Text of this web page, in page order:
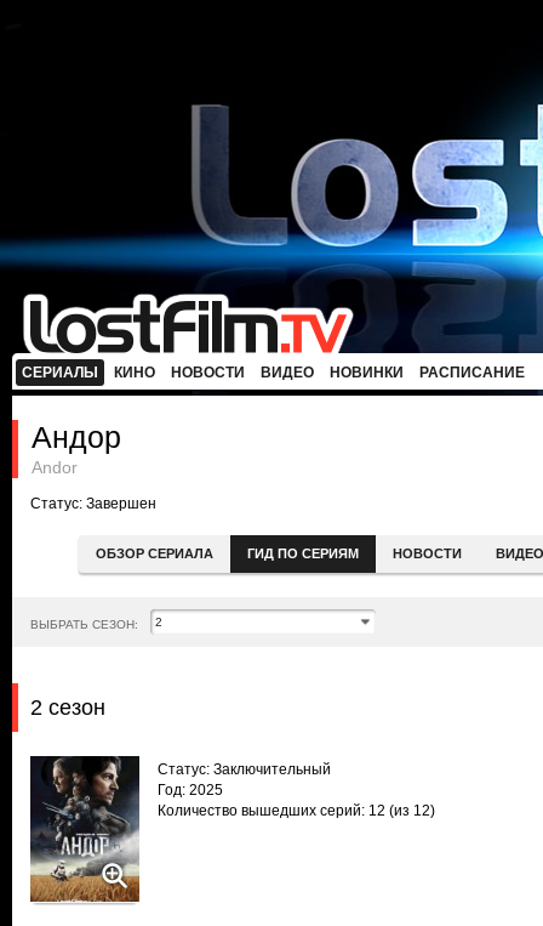
СЕРИАЛЫ КИНО НОВОСТИ ВИДЕО НОВИНКИ РАСПИСАНИЕ
Андор
Andor
Статус: Завершен
ОБЗОР СЕРИАЛА ГИД ПО СЕРИЯМ НОВОСТИ ВИДЕО
ВЫБРАТЬ СЕЗОН:
2 сезон
Статус: Заключительный
Год: 2025
Количество вышедших серий: 12 (из 12)